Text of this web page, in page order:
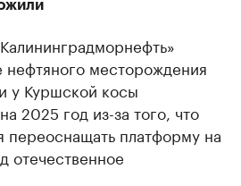
нефтяного месторождения
у Куршской косы
2025 год из-за того, что
переоснащать платформу на
отечественное